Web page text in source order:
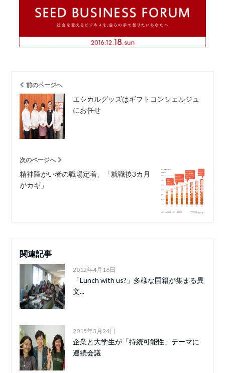
前のページへ
エシカルグッズはギフトコンシェルジュ
にお任せ
次のページへ
精神障がい者の職場定着、「就職後3カ月
がカギ」
関連記事
2012年4月16日
「Lunch with us?」多様な国籍が集まる異
文...
2015年3月24日
企業と大学生が「持続可能性」テーマに
連続会議